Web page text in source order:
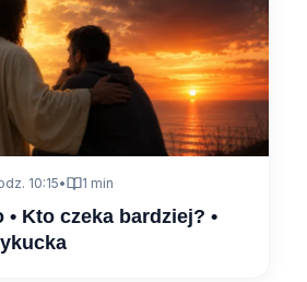
10:15• 1 min
• Kto czeka bardziej? •